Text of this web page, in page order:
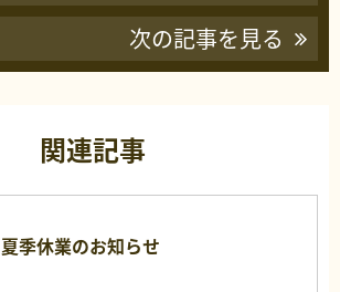
次の記事を見る
関連記事
夏季休業のお知らせ